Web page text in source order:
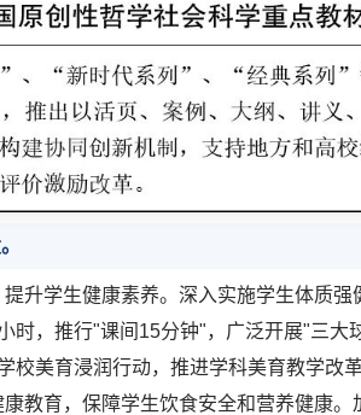
升学生健康素养。深入实施学生体质强
时，推行"课间15分钟"，广泛开展"三大
校美育浸润行动，推进学科美育教学改
教育，保障学生饮食安全和营养健康。